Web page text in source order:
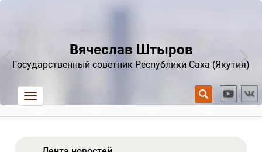
Вячеслав Штыров
Государственный советник Республики Саха (Якутия)
trk